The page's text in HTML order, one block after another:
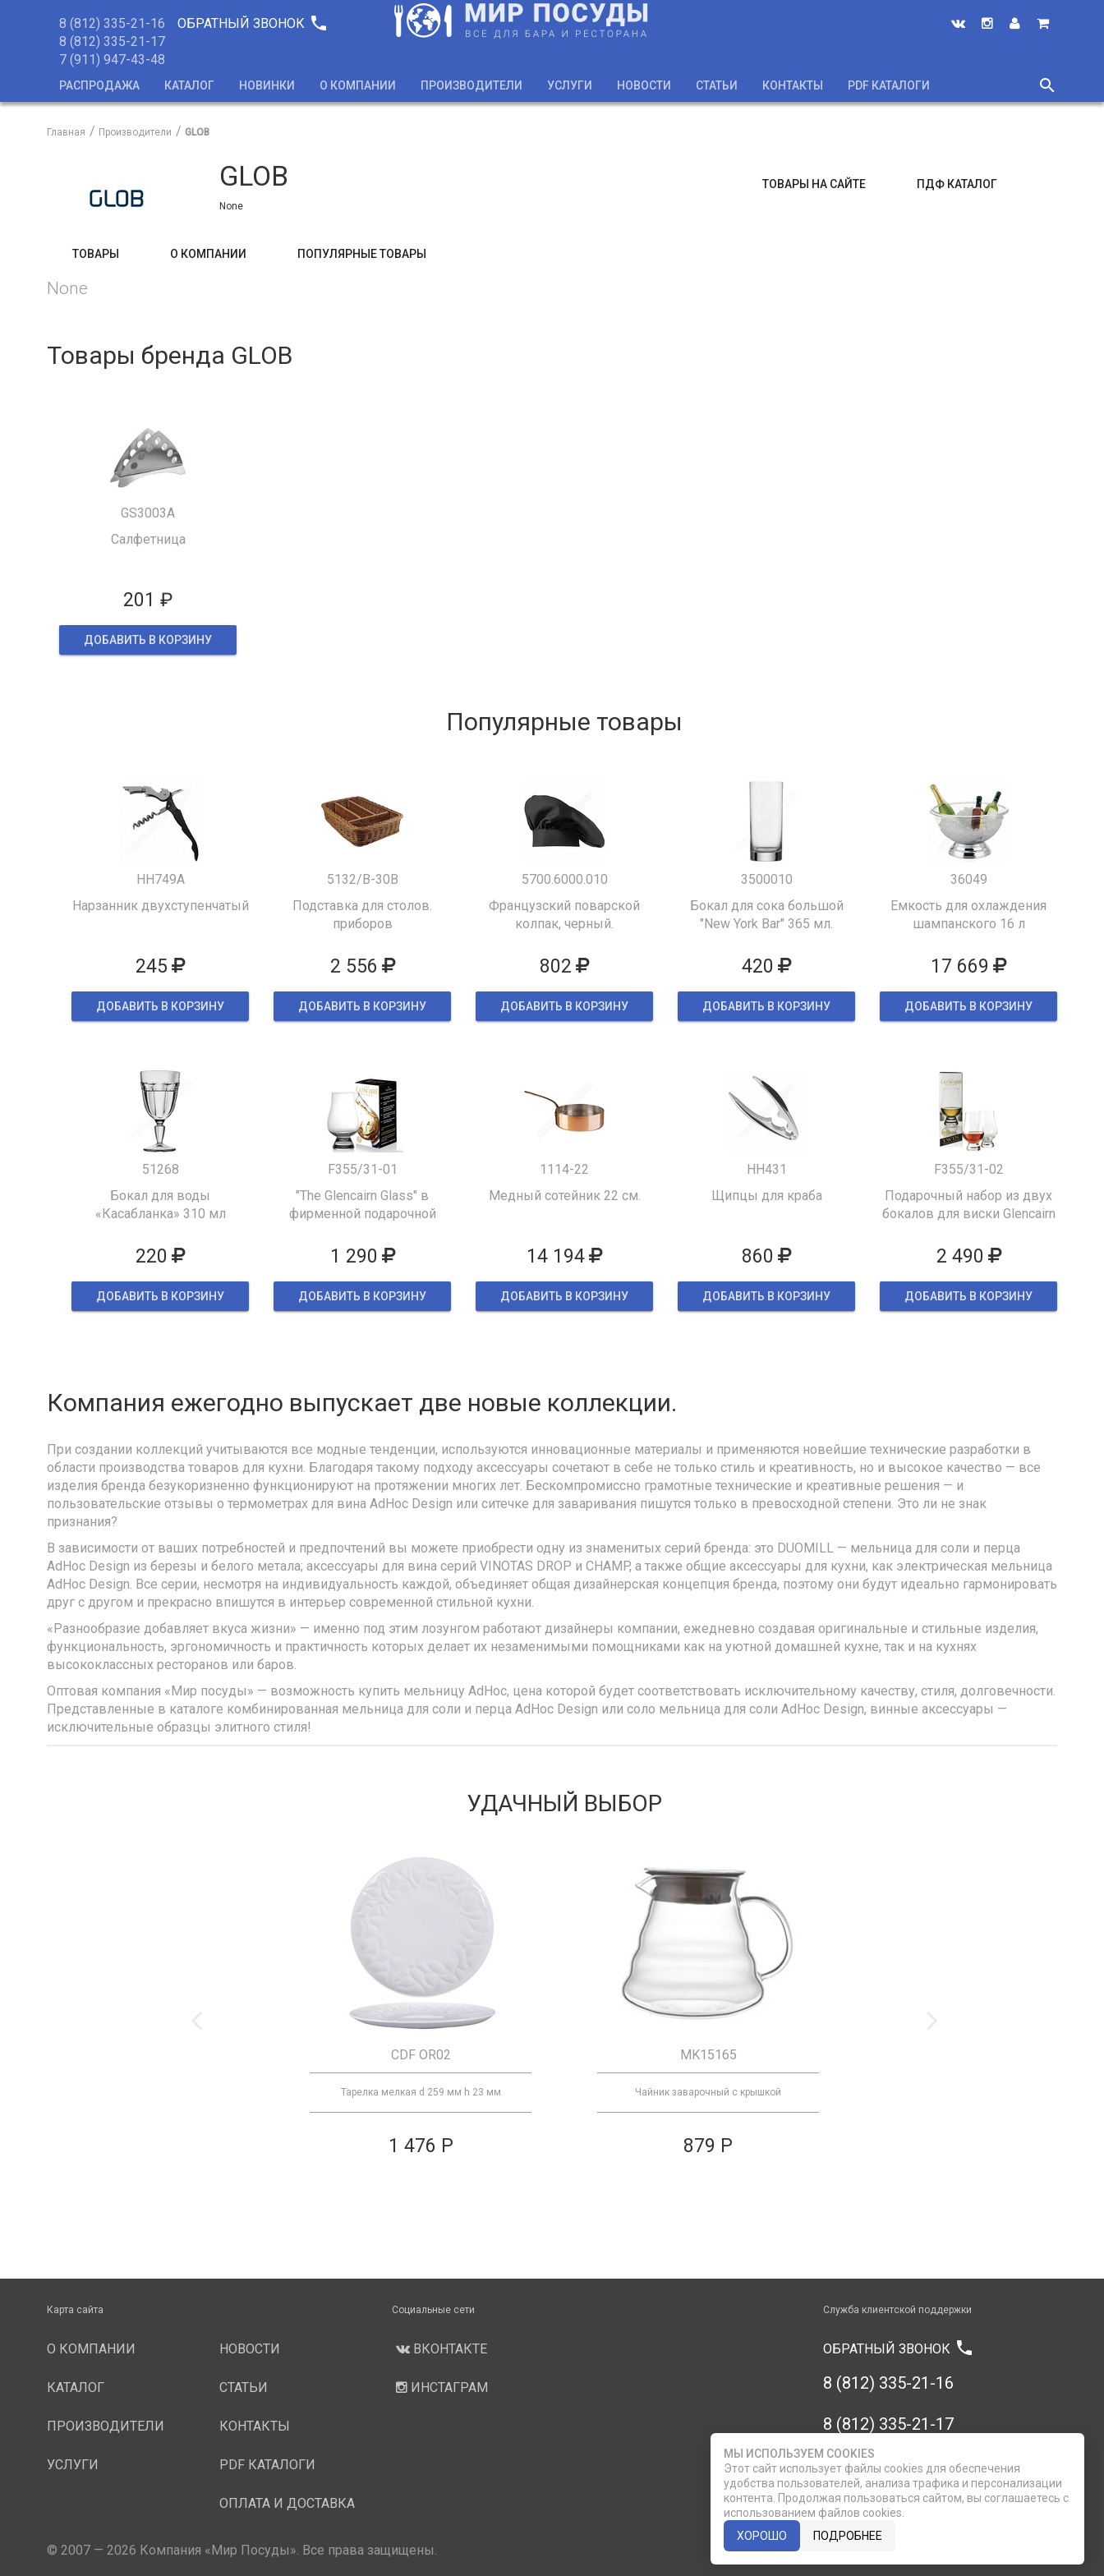
8 (812) 335-21-16
8 (812) 335-21-17
7 (911) 947-43-48
ОБРАТНЫЙ ЗВОНОК phone
РАСПРОДАЖА КАТАЛОГ НОВИНКИ О КОМПАНИИ ПРОИЗВОДИТЕЛИ УСЛУГИ НОВОСТИ СТАТЬИ КОНТАКТЫ PDF КАТАЛОГИ
search
close
Главная Производители GLOB
GLOB
None
ТОВАРЫ НА САЙТЕ ПДФ КАТАЛОГ
ТОВАРЫ О КОМПАНИИ ПОПУЛЯРНЫЕ ТОВАРЫ
None
Товары бренда GLOB
GS3003A
Салфетница
201 ₽
ДОБАВИТЬ В КОРЗИНУ
Популярные товары
HH749A
Нарзанник двухступенчатый
245
ДОБАВИТЬ В КОРЗИНУ
5132/B-30B
Подставка для столов.
приборов
2 556
ДОБАВИТЬ В КОРЗИНУ
5700.6000.010
Французский поварской
колпак, черный.
802
ДОБАВИТЬ В КОРЗИНУ
3500010
Бокал для сока большой
"New York Bar" 365 мл.
420
ДОБАВИТЬ В КОРЗИНУ
36049
Емкость для охлаждения
шампанского 16 л
17 669
ДОБАВИТЬ В КОРЗИНУ
51268
Бокал для воды
«Касабланка» 310 мл
220
ДОБАВИТЬ В КОРЗИНУ
F355/31-01
"The Glencairn Glass" в
фирменной подарочной
1 290
ДОБАВИТЬ В КОРЗИНУ
1114-22
Медный сотейник 22 см.
14 194
ДОБАВИТЬ В КОРЗИНУ
HH431
Щипцы для краба
860
ДОБАВИТЬ В КОРЗИНУ
F355/31-02
Подарочный набор из двух
бокалов для виски Glencairn
2 490
ДОБАВИТЬ В КОРЗИНУ
Компания ежегодно выпускает две новые коллекции.
При создании коллекций учитываются все модные тенденции, используются инновационные материалы и применяются новейшие технические разработки в
области производства товаров для кухни. Благодаря такому подходу аксессуары сочетают в себе не только стиль и креативность, но и высокое качество — все
изделия бренда безукоризненно функционируют на протяжении многих лет. Бескомпромиссно грамотные технические и креативные решения — и
пользовательские отзывы о термометрах для вина AdHoc Design или ситечке для заваривания пишутся только в превосходной степени. Это ли не знак
признания?
В зависимости от ваших потребностей и предпочтений вы можете приобрести одну из знаменитых серий бренда: это DUOMILL — мельница для соли и перца
AdHoc Design из березы и белого метала; аксессуары для вина серий VINOTAS DROP и CHAMP, а также общие аксессуары для кухни, как электрическая мельница
AdHoc Design. Все серии, несмотря на индивидуальность каждой, объединяет общая дизайнерская концепция бренда, поэтому они будут идеально гармонировать
друг с другом и прекрасно впишутся в интерьер современной стильной кухни.
«Разнообразие добавляет вкуса жизни» — именно под этим лозунгом работают дизайнеры компании, ежедневно создавая оригинальные и стильные изделия,
функциональность, эргономичность и практичность которых делает их незаменимыми помощниками как на уютной домашней кухне, так и на кухнях
высококлассных ресторанов или баров.
Оптовая компания «Мир посуды» — возможность купить мельницу AdHoc, цена которой будет соответствовать исключительному качеству, стиля, долговечности.
Представленные в каталоге комбинированная мельница для соли и перца AdHoc Design или соло мельница для соли AdHoc Design, винные аксессуары —
исключительные образцы элитного стиля!
УДАЧНЫЙ ВЫБОР
CDF OR02
Тарелка мелкая d 259 мм h 23 мм
1 476 Р
MK15165
Чайник заварочный с крышкой
879 Р
Карта сайта
О КОМПАНИИ
КАТАЛОГ
ПРОИЗВОДИТЕЛИ
УСЛУГИ
НОВОСТИ
СТАТЬИ
КОНТАКТЫ
PDF КАТАЛОГИ
ОПЛАТА И ДОСТАВКА
Социальные сети
ВКОНТАКТЕ
ИНСТАГРАМ
Служба клиентской поддержки
ОБРАТНЫЙ ЗВОНОК phone
8 (812) 335-21-16
8 (812) 335-21-17
7 (911) 947-43-48
© 2007 — 2026 Компания «Мир Посуды». Все права защищены.
МЫ ИСПОЛЬЗУЕМ COOKIES
Этот сайт использует файлы cookies для обеспечения
удобства пользователей, анализа трафика и персонализации
контента. Продолжая пользоваться сайтом, вы соглашаетесь с
использованием файлов cookies.
ХОРОШО
ПОДРОБНЕЕ